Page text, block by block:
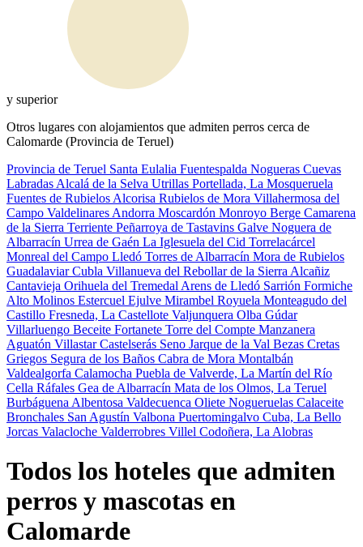
y superior
Otros lugares con alojamientos que admiten perros cerca de
Calomarde (Provincia de Teruel)
Provincia de Teruel Santa Eulalia Fuentespalda Nogueras Cuevas
Labradas Alcalá de la Selva Utrillas Portellada, La Mosqueruela
Fuentes de Rubielos Alcorisa Rubielos de Mora Villahermosa del
Campo Valdelinares Andorra Moscardón Monroyo Berge Camarena
de la Sierra Terriente Peñarroya de Tastavins Galve Noguera de
Albarracín Urrea de Gaén La Iglesuela del Cid Torrelacárcel
Monreal del Campo Lledó Torres de Albarracín Mora de Rubielos
GuadalaviarCubla Villanueva del Rebollar de la Sierra Alcañiz
Cantavieja Orihuela del Tremedal Arens de Lledó Sarrión Formiche
Alto Molinos Estercuel Ejulve Mirambel Royuela Monteagudo del
Castillo Fresneda, La Castellote Valjunquera Olba Gúdar
Villarluengo Beceite Fortanete Torre del Compte Manzanera
Aguatón VillastarCastelserás Seno Jarque de la Val Bezas Cretas
Griegos Segura de los Baños Cabra de Mora Montalbán
Valdealgorfa Calamocha Puebla de Valverde, La Martín del Río
Cella Ráfales Gea de Albarracín Mata de los Olmos, La Teruel
Burbáguena Albentosa Valdecuenca Oliete Nogueruelas Calaceite
Bronchales San Agustín Valbona Puertomingalvo Cuba, La Bello
Jorcas Valacloche Valderrobres Villel Codoñera, La Alobras
Todos los hoteles que admiten
perros y mascotas en
Calomarde